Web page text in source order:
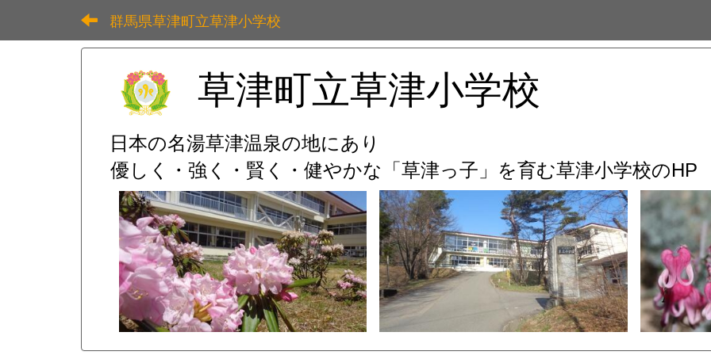
群馬県草津町立草津小学校
草津町立草津小学校
日本の名湯草津温泉の地にあり
優しく・強く・賢く・健やかな「草津っ子」を育む草津小学校のHP